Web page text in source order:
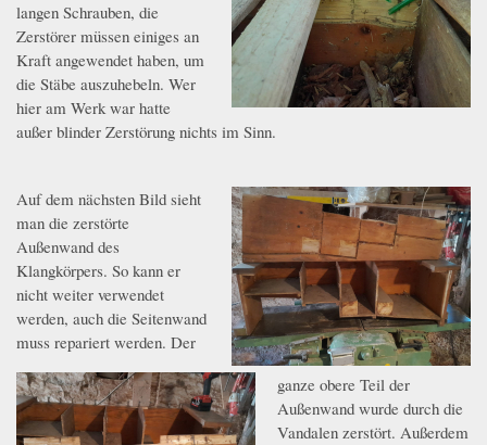
langen Schrauben, die
Zerstörer müssen einiges an
Kraft angewendet haben, um
die Stäbe auszuhebeln. Wer
hier am Werk war hatte
außer blinder Zerstörung nichts im Sinn.
4.jpeg
3.jpeg
Auf dem nächsten Bild sieht
man die zerstörte
Außenwand des
Klangkörpers. So kann er
nicht weiter verwendet
werden, auch die Seitenwand
muss repariert werden. Der
ganze obere Teil der
Außenwand wurde durch die
Vandalen zerstört. Außerdem